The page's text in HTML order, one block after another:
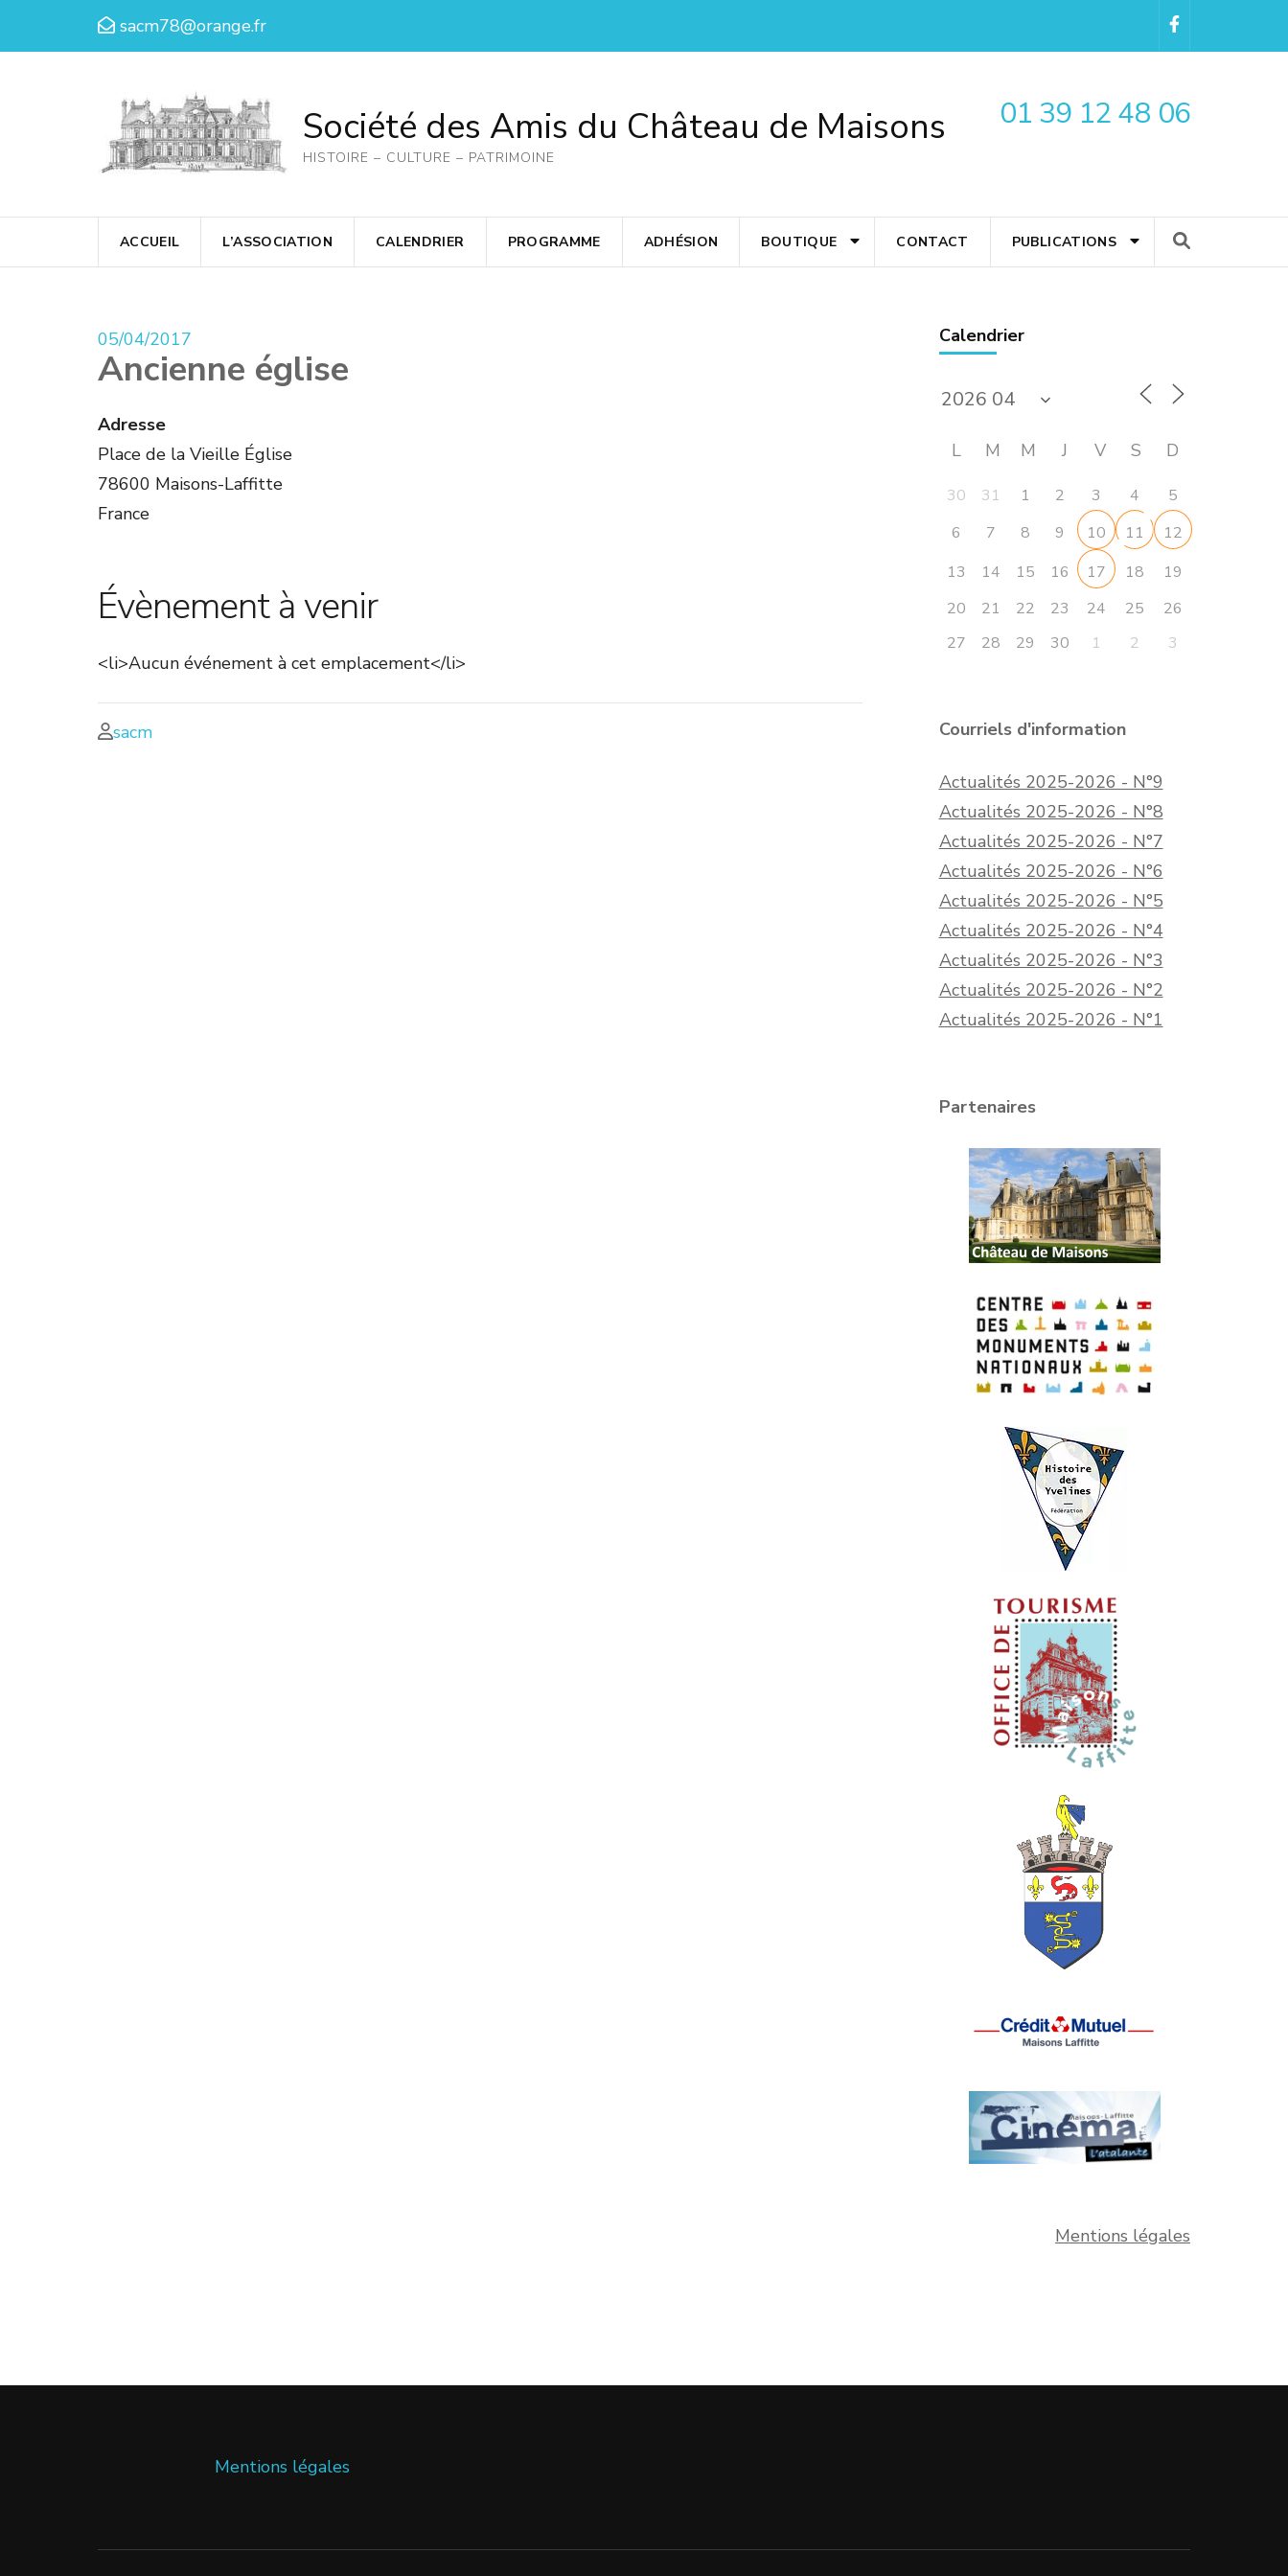
sacm78@orange.fr
Société des Amis du Château de Maisons
HISTOIRE – CULTURE – PATRIMOINE
01 39 12 48 06
ACCUEIL L’ASSOCIATION CALENDRIER PROGRAMME ADHÉSION BOUTIQUE CONTACT PUBLICATIONS
05/04/2017
Ancienne église
Adresse
Place de la Vieille Église
78600 Maisons-Laffitte
France
Évènement à venir
<li>Aucun événement à cet emplacement</li>
sacm
Calendrier
L M M J V S D
30 31 1 2 3 4
5
6
7 8 9 10 11
12
13
14 15 16 17 18
19
20
21 22 23 24 25
26
27
28 29 30 1 2 3
Courriels d'information
Actualités 2025-2026 - N°9
Actualités 2025-2026 - N°8
Actualités 2025-2026 - N°7
Actualités 2025-2026 - N°6
Actualités 2025-2026 - N°5
Actualités 2025-2026 - N°4
Actualités 2025-2026 - N°3
Actualités 2025-2026 - N°2
Actualités 2025-2026 - N°1
Partenaires
Mentions légales
Mentions légales